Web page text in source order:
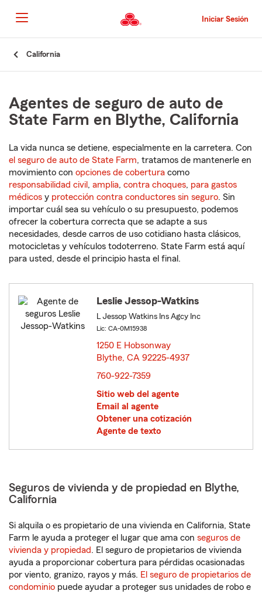
al
contenido
principal
Iniciar Sesión
California
Agentes de seguro de auto de
State Farm en Blythe, California
La vida nunca se detiene, especialmente en la carretera. Con
el seguro de auto de State Farm, tratamos de mantenerle en
movimiento con opciones de cobertura como
responsabilidad civil , amplia, contra choques, para gastos
médicos y protección contra conductores sin seguro. Sin
importar cuál sea su vehículo o su presupuesto, podemos
ofrecer la cobertura correcta que se adapte a sus
necesidades, desde carros de uso cotidiano hasta clásicos,
motocicletas y vehículos todoterreno. State Farm está aquí
para usted, desde el principio hasta el final.
Leslie Jessop-Watkins
L Jessop Watkins Ins Agcy Inc
Lic: CA-0M15938
1250 E Hobsonway
Blythe, CA 92225-4937
760-922-7359
Sitio web del agente
Email al agente
Obtener una cotización
Agente de texto
Seguros de vivienda y de propiedad en Blythe,
California
Si alquila o es propietario de una vivienda en California, State
Farm le ayuda a proteger el lugar que ama con seguros de
vivienda y propiedad. El seguro de propietarios de vivienda
ayuda a proporcionar cobertura para pérdidas ocasionadas
por viento, granizo, rayos y más. El seguro de propietarios de
condominio puede ayudar a proteger sus unidades de robo e